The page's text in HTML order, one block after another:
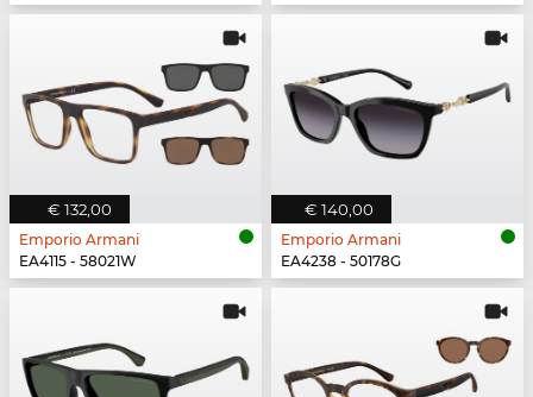
€ 132,00
Emporio Armani
EA4115 - 58021W
€ 140,00
Emporio Armani
EA4238 - 50178G